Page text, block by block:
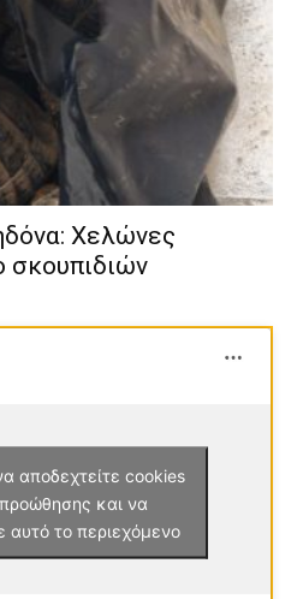
Χελώνες
σκουπιδιών
αποδεχτείτε cookies
και να
αυτό το περιεχόμενο